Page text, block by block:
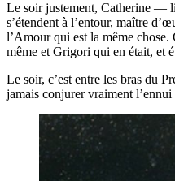
Le soir justement, Catherine —
s’étendent à l’entour, maître
l’Amour qui est la même
même et Grigori qui en était, et
Le soir, c’est entre les bras du
jamais conjurer vraiment